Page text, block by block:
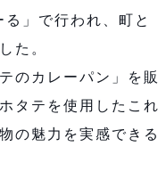
」で行われ、町と
た。
のカレーパン」を販
タテを使用したこれ
の魅力を実感できる